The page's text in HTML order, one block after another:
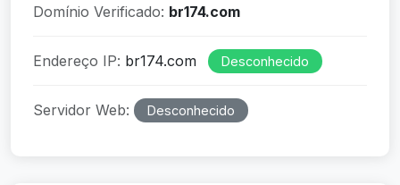
Domínio Verificado: br174.com
Endereço IP: br174.com Desconhecido
Servidor Web: Desconhecido